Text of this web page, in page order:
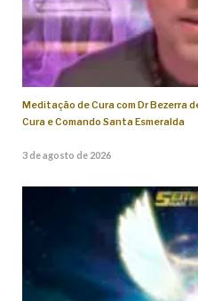
Meditação de Cura com Dr Bezerra
Cura e Comando Santa Esmeralda
3 de agosto de 2026